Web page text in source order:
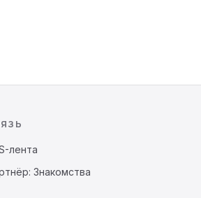
лента
Знакомства